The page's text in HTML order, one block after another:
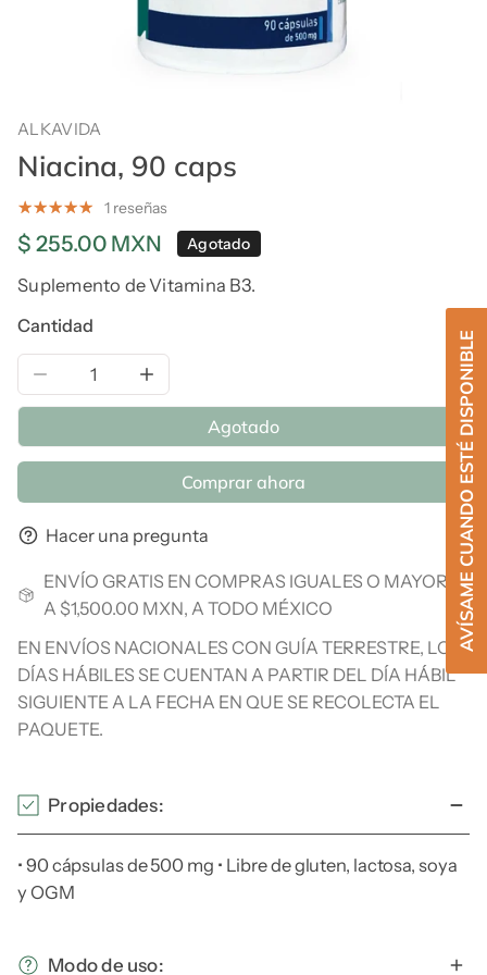
ALKAVIDA
Niacina, 90 caps
1 reseñas
Precio
regular
$ 255.00 MXN Agotado
Suplemento de Vitamina B3.
Cantidad
Reducir la cantidad de Niacina, 90 caps
Aumentar la cantidad de Niacina, 90
Agotado
Comprar ahora
Hacer una pregunta
ENVÍO GRATIS EN COMPRAS IGUALES O MAYORES
A $1,500.00 MXN, A TODO MÉXICO
EN ENVÍOS NACIONALES CON GUÍA TERRESTRE, LOS
DÍAS HÁBILES SE CUENTAN A PARTIR DEL DÍA HÁBIL
SIGUIENTE A LA FECHA EN QUE SE RECOLECTA EL
PAQUETE.
Propiedades:
• 90 cápsulas de 500 mg • Libre de gluten, lactosa, soya
y OGM
Modo de uso:
AVÍSAME CUANDO ESTÉ DISPONIBLE